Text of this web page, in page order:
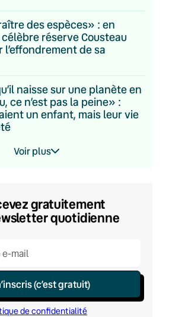
des espèces» : en
réserve Cousteau
l’effondrement de sa
naisse sur une planète en
ce n’est pas la peine» :
un enfant, mais leur vie
Voir plus
gratuitement
quotidienne
(c’est gratuit)
de confidentialité